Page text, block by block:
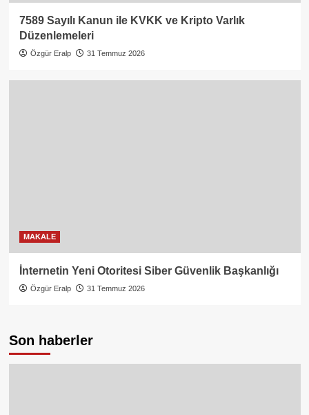
7589 Sayılı Kanun ile KVKK ve Kripto Varlık
Düzenlemeleri
Özgür Eralp 31 Temmuz 2026
MAKALE
İnternetin Yeni Otoritesi Siber Güvenlik Başkanlığı
Özgür Eralp 31 Temmuz 2026
Son haberler